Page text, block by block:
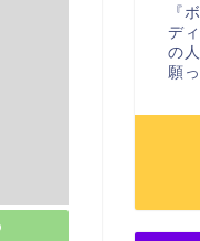
『
デ
の
願